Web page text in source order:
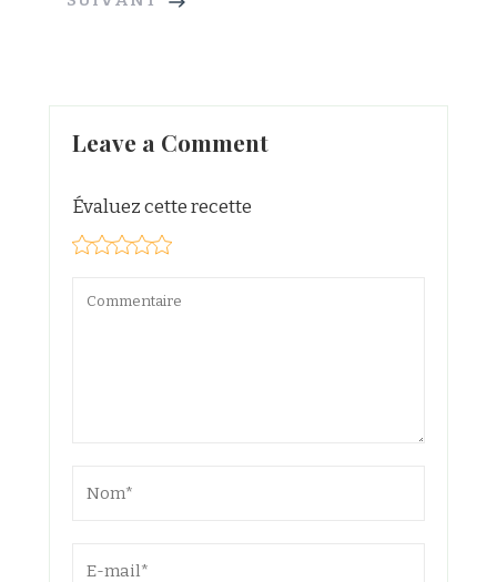
Leave a Comment
Évaluez cette recette